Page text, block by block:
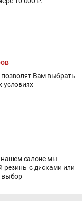
Вам выбрать
условиях
нашем салоне мы
резины с дисками или
выбор